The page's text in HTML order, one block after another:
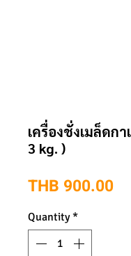
เครื่องชั่งเมล็ดก
3 kg. )
THB 900.00
Quantity *